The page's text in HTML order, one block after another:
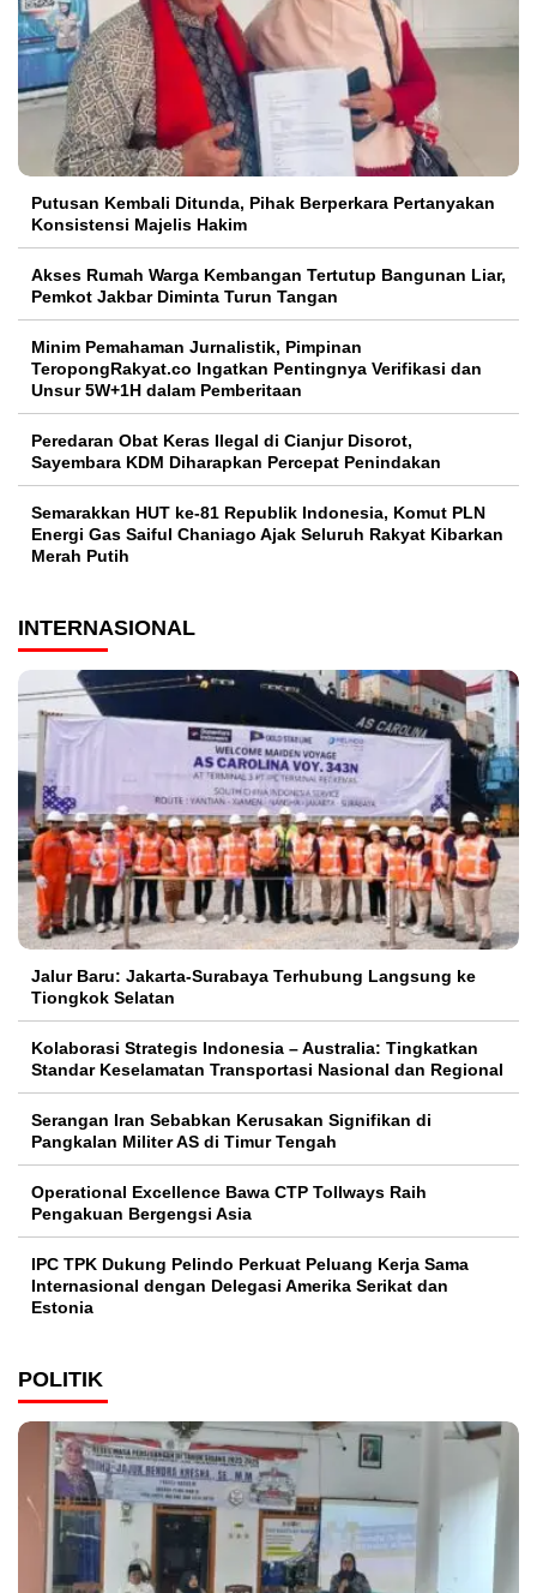
Putusan Kembali Ditunda, Pihak Berperkara Pertanyakan
Konsistensi Majelis Hakim
Akses Rumah Warga Kembangan Tertutup Bangunan Liar,
Pemkot Jakbar Diminta Turun Tangan
Minim Pemahaman Jurnalistik, Pimpinan
TeropongRakyat.co Ingatkan Pentingnya Verifikasi dan
Unsur 5W+1H dalam Pemberitaan
Peredaran Obat Keras Ilegal di Cianjur Disorot,
Sayembara KDM Diharapkan Percepat Penindakan
Semarakkan HUT ke-81 Republik Indonesia, Komut PLN
Energi Gas Saiful Chaniago Ajak Seluruh Rakyat Kibarkan
Merah Putih
INTERNASIONAL
Jalur Baru: Jakarta-Surabaya Terhubung Langsung ke
Tiongkok Selatan
Kolaborasi Strategis Indonesia – Australia: Tingkatkan
Standar Keselamatan Transportasi Nasional dan Regional
Serangan Iran Sebabkan Kerusakan Signifikan di
Pangkalan Militer AS di Timur Tengah
Operational Excellence Bawa CTP Tollways Raih
Pengakuan Bergengsi Asia
IPC TPK Dukung Pelindo Perkuat Peluang Kerja Sama
Internasional dengan Delegasi Amerika Serikat dan
Estonia
POLITIK